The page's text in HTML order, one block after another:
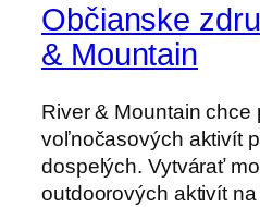
Občianske
& Mountain
River & Mountain chce
voľnočasových aktivít
dospelých. Vytvárať
outdoorových aktivít